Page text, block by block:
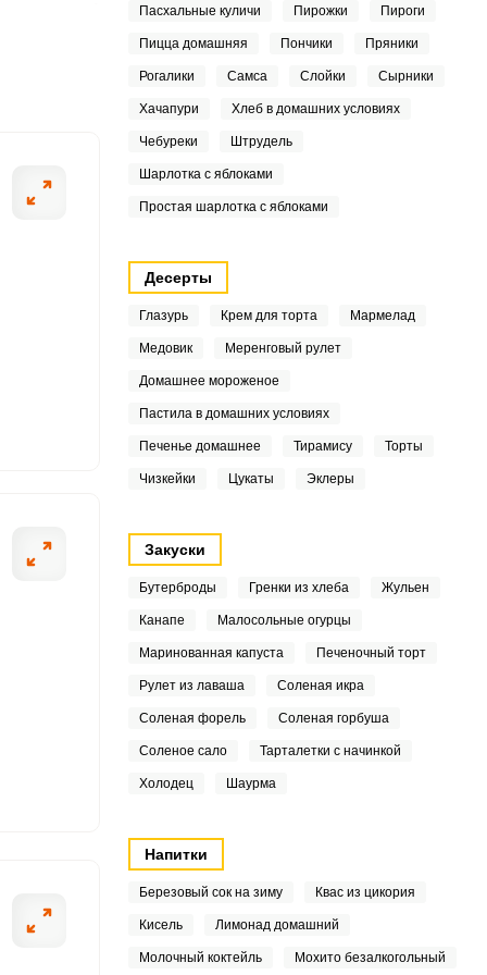
Пасхальные куличи Пирожки Пироги
Пицца домашняя Пончики Пряники
Рогалики Самса Слойки Сырники
Хачапури Хлеб в домашних условиях
Чебуреки Штрудель
Шарлотка с яблоками
Простая шарлотка с яблоками
Десерты
Глазурь Крем для торта Мармелад
Медовик Меренговый рулет
Домашнее мороженое
Пастила в домашних условиях
Печенье домашнее Тирамису Торты
Чизкейки Цукаты Эклеры
Закуски
Бутерброды Гренки из хлеба Жульен
Канапе Малосольные огурцы
Маринованная капуста Печеночный торт
Рулет из лаваша Соленая икра
Соленая форель Соленая горбуша
Соленое сало Тарталетки с начинкой
Холодец Шаурма
Напитки
Березовый сок на зиму Квас из цикория
Кисель Лимонад домашний
Молочный коктейль Мохито безалкогольный
и нарезаем
ШАГ